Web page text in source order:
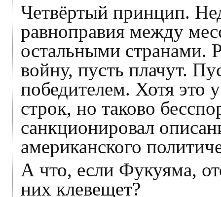
Четвёртый принцип.
равноправия между
остальными странами.
войну, пусть плачут.
победителем. Хотя это
строк, но таково
санкционировал
американского
А что, если Фукуяма,
них клевещет?